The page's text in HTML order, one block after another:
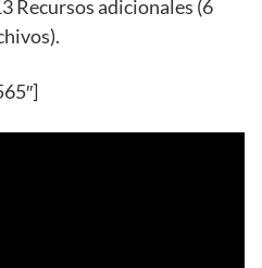
Recursos adicionales (6